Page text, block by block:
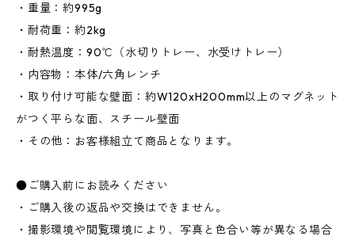
・重量：約995g
・耐荷重：約2kg
・耐熱温度：90℃（水切りトレー、水受けトレー）
・内容物：本体/六角レンチ
・取り付け可能な壁面：約W120xH200mm以上のマグネット
がつく平らな面、スチール壁面
・その他：お客様組立て商品となります。
●ご購入前にお読みください
・ご購入後の返品や交換はできません。
・撮影環境や閲覧環境により、写真と色合い等が異なる場合